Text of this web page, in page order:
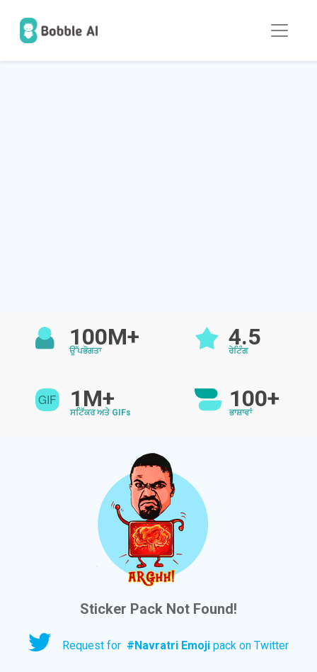
100M+
ਉੱਪਭੋਗਤਾ
4.5
ਰੇਟਿੰਗ
1M+
ਸਟਿੱਕਰ ਅਤੇ GIFs
100+
ਭਾਸ਼ਾਵਾਂ
Sticker Pack Not Found!
Request for #Navratri Emoji pack on Twitter